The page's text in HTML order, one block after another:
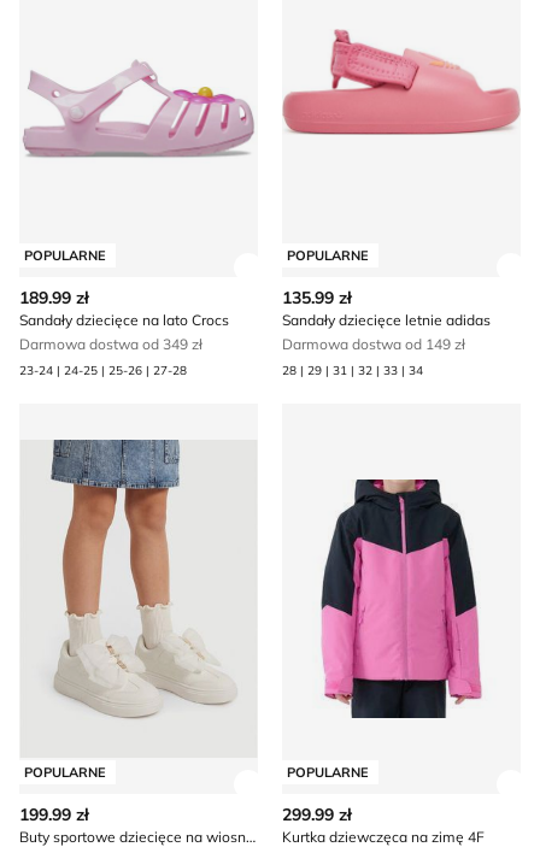
POPULARNE
189.99 zł
Sandały dziecięce na lato Crocs
Darmowa dostwa od 349 zł
23-24 | 24-25 | 25-26 | 27-28
POPULARNE
135.99 zł
Sandały dziecięce letnie adidas
Darmowa dostwa od 149 zł
28 | 29 | 31 | 32 | 33 | 34
POPULARNE
199.99 zł
Buty sportowe dziecięce na wiosnę Guess
POPULARNE
299.99 zł
Kurtka dziewczęca na zimę 4F